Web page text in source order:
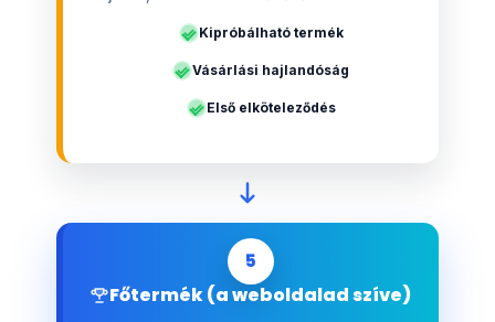
Kipróbálható termék
Vásárlási hajlandóság
Első elköteleződés
5
Főtermék (a weboldalad szíve)